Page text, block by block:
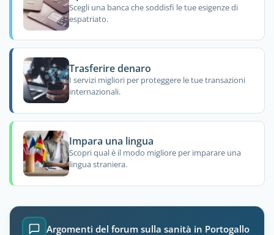
Scegli una banca che soddisfi le tue esigenze di
espatriato.
Trasferire denaro
I servizi migliori per proteggere le tue transazioni
internazionali.
Impara una lingua
Scopri qual è il modo migliore per imparare una
lingua straniera.
Argomenti del forum sulla sanità in Portogallo